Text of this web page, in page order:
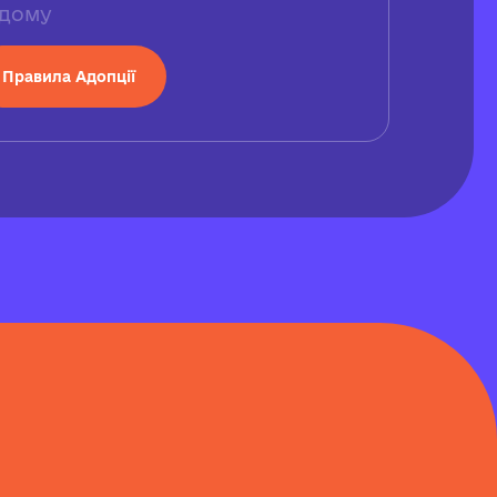
Правила Адопції